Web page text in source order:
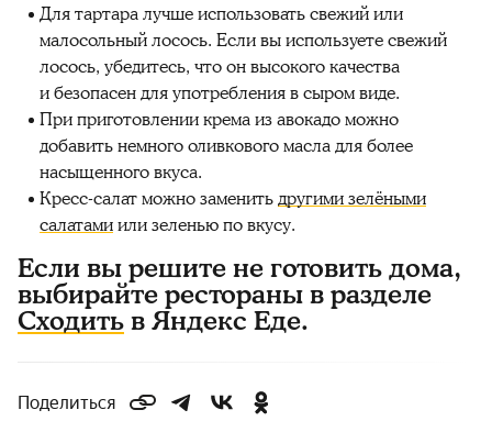
Для тартара лучше использовать свежий или
малосольный лосось. Если вы используете свежий
лосось, убедитесь, что он высокого качества
и безопасен для употребления в сыром виде.
При приготовлении крема из авокадо можно
добавить немного оливкового масла для более
насыщенного вкуса.
Кресс-салат можно заменитьдругими зелёными
салатамиили зеленью по вкусу.
Если вы решите не готовить дома,
выбирайте рестораны в разделе
Сходитьв Яндекс Еде.
Поделиться